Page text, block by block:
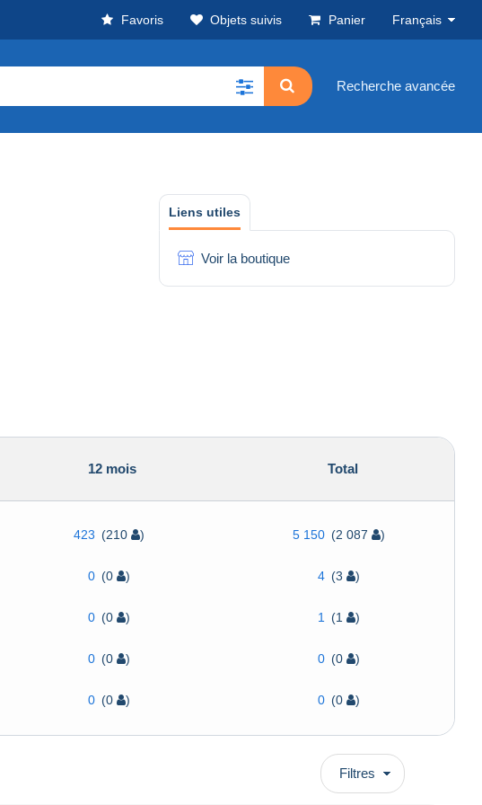
Favoris Objets suivis Panier Français
Recherche avancée
Liens utiles
Voir la boutique
12 mois Total
423 (210 ) 5 150 (2 087 )
0 (0 ) 4 (3 )
0 (0 ) 1 (1 )
0 (0 ) 0 (0 )
0 (0 ) 0 (0 )
Filtres